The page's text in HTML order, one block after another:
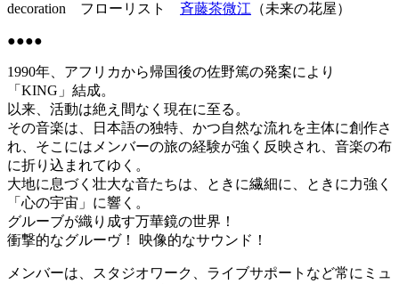
decoration フローリスト 斉藤茶微江 （未来の花屋）
●●●●
1990年、アフリカから帰国後の佐野篤の発案により
「KING」結成。
以来、活動は絶え間なく現在に至る。
その音楽は、日本語の独特、かつ自然な流れを主体に創作さ
れ、そこにはメンバーの旅の経験が強く反映され、音楽の布
に折り込まれてゆく。
大地に息づく壮大な音たちは、ときに繊細に、ときに力強く
「心の宇宙」に響く。
グルーブが織り成す万華鏡の世界！
衝撃的なグルーヴ！ 映像的なサウンド！
メンバーは、スタジオワーク、ライブサポートなど常にミュ